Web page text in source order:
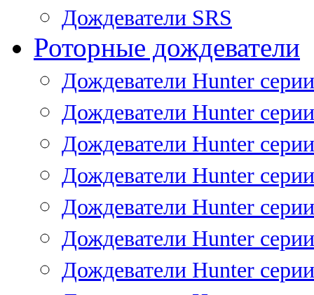
Дождеватели SRS
Роторные дождеватели
Дождеватели Hunter
Дождеватели Hunter
Дождеватели Hunter
Дождеватели Hunter
Дождеватели Hunter
Дождеватели Hunter
Дождеватели Hunter